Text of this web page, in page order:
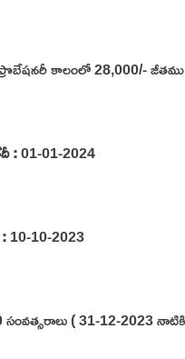
కాలంలో 28,000/-
:01-01-2024
10-10-2023
( 31-12-2023